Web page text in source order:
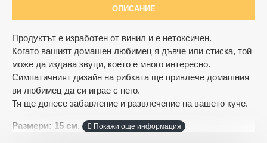
ОПИСАНИЕ
Продуктът е изработен от винил и е нетоксичен.
Когато вашият домашен любимец я дъвче или стиска, той
може да издава звуци, което е много интересно.
Симпатичният дизайн на рибката ще привлече домашния
ви любимец да си играе с него.
Тя ще донесе забавление и развлечение на вашето куче.
Размери: 15 см.